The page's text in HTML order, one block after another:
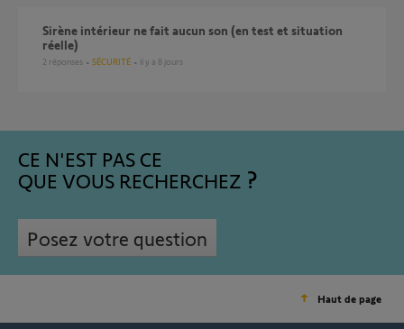
Sirène intérieur ne fait aucun son (en test et situation
réelle)
2 réponses SÉCURITÉ il y a 8 jours
CE N'EST PAS CE
QUE VOUS RECHERCHEZ
Posez votre question
Haut de page